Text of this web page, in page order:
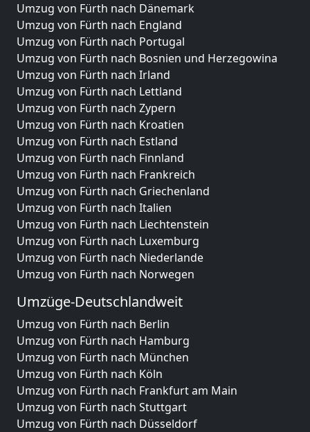
Umzug von Fürth nach Dänemark
Umzug von Fürth nach England
Umzug von Fürth nach Portugal
Umzug von Fürth nach Bosnien und Herzegowina
Umzug von Fürth nach Irland
Umzug von Fürth nach Lettland
Umzug von Fürth nach Zypern
Umzug von Fürth nach Kroatien
Umzug von Fürth nach Estland
Umzug von Fürth nach Finnland
Umzug von Fürth nach Frankreich
Umzug von Fürth nach Griechenland
Umzug von Fürth nach Italien
Umzug von Fürth nach Liechtenstein
Umzug von Fürth nach Luxemburg
Umzug von Fürth nach Niederlande
Umzug von Fürth nach Norwegen
Umzüge-Deutschlandweit
Umzug von Fürth nach Berlin
Umzug von Fürth nach Hamburg
Umzug von Fürth nach München
Umzug von Fürth nach Köln
Umzug von Fürth nach Frankfurt am Main
Umzug von Fürth nach Stuttgart
Umzug von Fürth nach Düsseldorf